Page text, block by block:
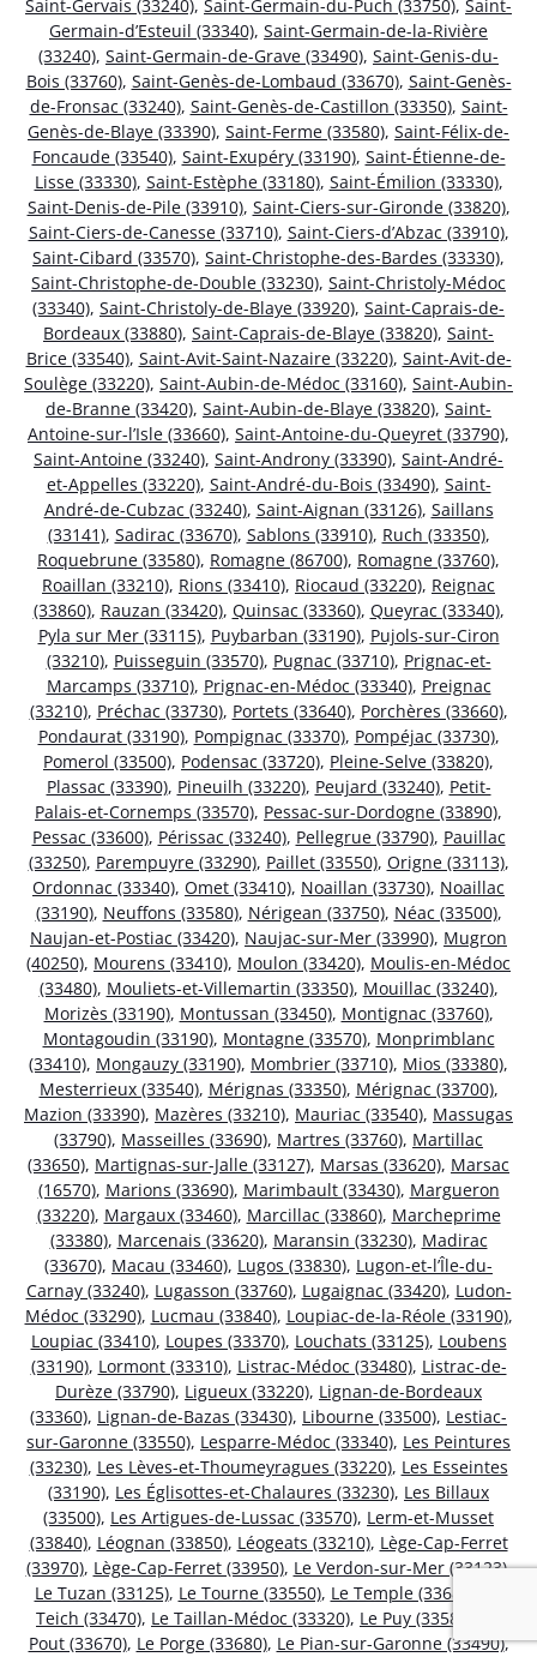
Saint-Gervais (33240), Saint-Germain-du-Puch (33750), Saint-
Germain-d’Esteuil (33340), Saint-Germain-de-la-Rivière
(33240), Saint-Germain-de-Grave (33490), Saint-Genis-du-
Bois (33760), Saint-Genès-de-Lombaud (33670), Saint-Genès-
de-Fronsac (33240), Saint-Genès-de-Castillon (33350), Saint-
Genès-de-Blaye (33390), Saint-Ferme (33580), Saint-Félix-de-
Foncaude (33540), Saint-Exupéry (33190), Saint-Étienne-de-
Lisse (33330), Saint-Estèphe (33180), Saint-Émilion (33330),
Saint-Denis-de-Pile (33910), Saint-Ciers-sur-Gironde (33820),
Saint-Ciers-de-Canesse (33710), Saint-Ciers-d’Abzac (33910),
Saint-Cibard (33570), Saint-Christophe-des-Bardes (33330),
Saint-Christophe-de-Double (33230), Saint-Christoly-Médoc
(33340), Saint-Christoly-de-Blaye (33920), Saint-Caprais-de-
Bordeaux (33880), Saint-Caprais-de-Blaye (33820), Saint-
Brice (33540), Saint-Avit-Saint-Nazaire (33220), Saint-Avit-de-
Soulège (33220), Saint-Aubin-de-Médoc (33160), Saint-Aubin-
de-Branne (33420), Saint-Aubin-de-Blaye (33820), Saint-
Antoine-sur-l’Isle (33660), Saint-Antoine-du-Queyret (33790),
Saint-Antoine (33240), Saint-Androny (33390), Saint-André-
et-Appelles (33220), Saint-André-du-Bois (33490), Saint-
André-de-Cubzac (33240), Saint-Aignan (33126), Saillans
(33141), Sadirac (33670), Sablons (33910), Ruch (33350),
Roquebrune (33580), Romagne (86700), Romagne (33760),
Roaillan (33210), Rions (33410), Riocaud (33220), Reignac
(33860), Rauzan (33420), Quinsac (33360), Queyrac (33340),
Pyla sur Mer (33115), Puybarban (33190), Pujols-sur-Ciron
(33210), Puisseguin (33570), Pugnac (33710), Prignac-et-
Marcamps (33710), Prignac-en-Médoc (33340), Preignac
(33210), Préchac (33730), Portets (33640), Porchères (33660),
Pondaurat (33190), Pompignac (33370), Pompéjac (33730),
Pomerol (33500), Podensac (33720), Pleine-Selve (33820),
Plassac (33390), Pineuilh (33220), Peujard (33240), Petit-
Palais-et-Cornemps (33570), Pessac-sur-Dordogne (33890),
Pessac (33600), Périssac (33240), Pellegrue (33790), Pauillac
(33250), Parempuyre (33290), Paillet (33550), Origne (33113),
Ordonnac (33340), Omet (33410), Noaillan (33730), Noaillac
(33190), Neuffons (33580), Nérigean (33750), Néac (33500),
Naujan-et-Postiac (33420), Naujac-sur-Mer (33990), Mugron
(40250), Mourens (33410), Moulon (33420), Moulis-en-Médoc
(33480), Mouliets-et-Villemartin (33350), Mouillac (33240),
Morizès (33190), Montussan (33450), Montignac (33760),
Montagoudin (33190), Montagne (33570), Monprimblanc
(33410), Mongauzy (33190), Mombrier (33710), Mios (33380),
Mesterrieux (33540), Mérignas (33350), Mérignac (33700),
Mazion (33390), Mazères (33210), Mauriac (33540), Massugas
(33790), Masseilles (33690), Martres (33760), Martillac
(33650), Martignas-sur-Jalle (33127), Marsas (33620), Marsac
(16570), Marions (33690), Marimbault (33430), Margueron
(33220), Margaux (33460), Marcillac (33860), Marcheprime
(33380), Marcenais (33620), Maransin (33230), Madirac
(33670), Macau (33460), Lugos (33830), Lugon-et-l’Île-du-
Carnay (33240), Lugasson (33760), Lugaignac (33420), Ludon-
Médoc (33290), Lucmau (33840), Loupiac-de-la-Réole (33190),
Loupiac (33410), Loupes (33370), Louchats (33125), Loubens
(33190), Lormont (33310), Listrac-Médoc (33480), Listrac-de-
Durèze (33790), Ligueux (33220), Lignan-de-Bordeaux
(33360), Lignan-de-Bazas (33430), Libourne (33500), Lestiac-
sur-Garonne (33550), Lesparre-Médoc (33340), Les Peintures
(33230), Les Lèves-et-Thoumeyragues (33220), Les Esseintes
(33190), Les Églisottes-et-Chalaures (33230), Les Billaux
(33500), Les Artigues-de-Lussac (33570), Lerm-et-Musset
(33840), Léognan (33850), Léogeats (33210), Lège-Cap-Ferret
(33970), Lège-Cap-Ferret (33950), Le Verdon-sur-Mer (33123),
Le Tuzan (33125), Le Tourne (33550), Le Temple (33680)
Teich (33470), Le Taillan-Médoc (33320), Le Puy (33580)
Pout (33670), Le Porge (33680), Le Pian-sur-Garonne (33490),